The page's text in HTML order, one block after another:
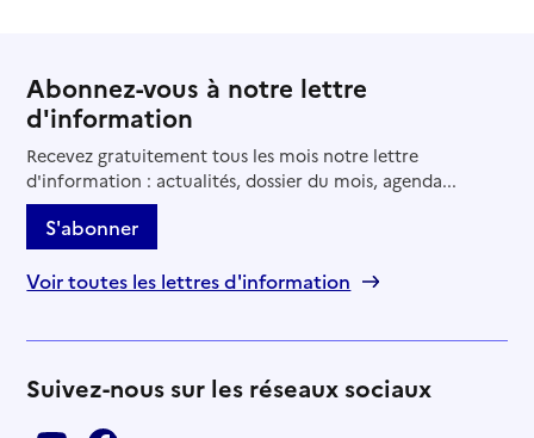
Abonnez-vous à notre lettre
d'information
Recevez gratuitement tous les mois notre lettre
d'information : actualités, dossier du mois, agenda...
S'abonner
Voir toutes les lettres d'information
Suivez-nous sur les réseaux sociaux